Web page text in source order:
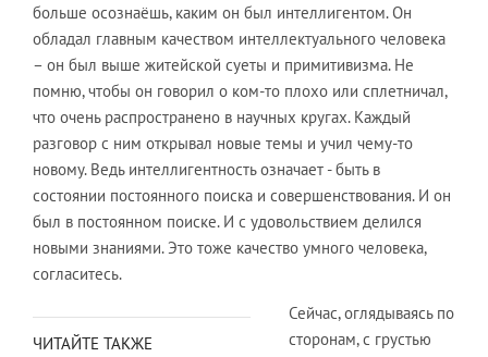
больше осознаёшь, каким он был интеллигентом. Он
обладал главным качеством интеллектуального человека
– он был выше житейской суеты и примитивизма. Не
помню, чтобы он говорил о ком-то плохо или сплетничал,
что очень распространено в научных кругах. Каждый
разговор с ним открывал новые темы и учил чему-то
новому. Ведь интеллигентность означает - быть в
состоянии постоянного поиска и совершенствования. И он
был в постоянном поиске. И с удовольствием делился
новыми знаниями. Это тоже качество умного человека,
согласитесь.
ЧИТАЙТЕ ТАКЖЕ
Сейчас, оглядываясь по
сторонам, с грустью